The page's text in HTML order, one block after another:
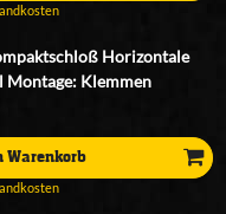
Horizontale
Montage: Klemmen
Warenkorb